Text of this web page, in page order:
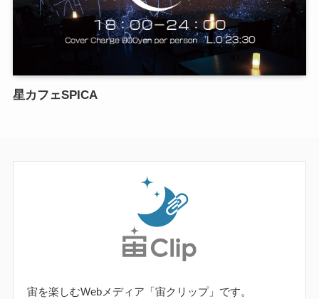
星カフェSPICA
宙を楽しむWebメディア「宙クリップ」です。